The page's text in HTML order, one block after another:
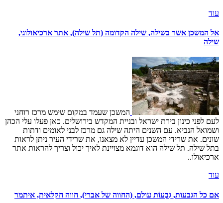
עוד
אל המשכן אשר בשילה, שילה הקדומה (תל שילה), אתר ארכיאולוגי,
שילה
המשכן שעמד במקום שימש מרכז רוחני
לעם לפני כינון בירת ישראל ובניית המקדש בירושלים. כאן פעלו עלי הכהן
ושמואל הנביא. עם השנים היתה שילה גם מרכז לבני לאומים ודתות
שונים. את שרידי המשכן עדיין לא מצאנו, את שרידי העיר ניתן לראות
בתל שילה. תל שילה הוא דוגמא מצויינת לאיך יכול וצריך להראות אתר
ארכיאולו..
עוד
אם כל הגבעות, גִבְעוֹת עולם, (החווה של אברי), חווה חקלאית, איתמר